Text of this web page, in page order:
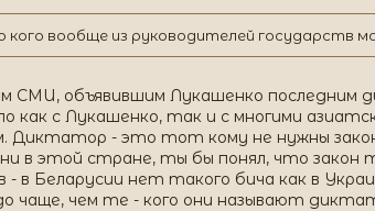
вообще из руководителей государств
СМИ, объявившим Лукашенко последним
как с Лукашенко, так и с многими
- это тот кому не нужны
в этой стране, ты бы понял, что
- в Беларусии нет такого бича как в
чаще, чем те - кого они называют